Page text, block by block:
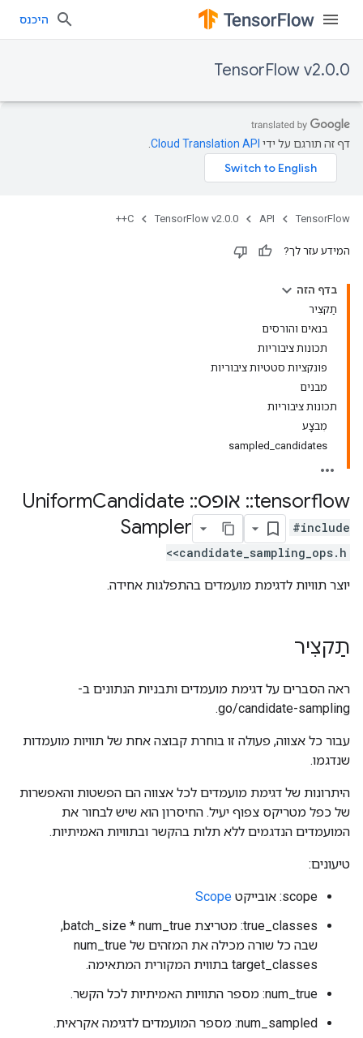
היכנס
TensorFlow v2.0.0
דף זה תורגם על ידי Cloud Translation API
TensorFlow
API
TensorFlow v2.0.0
C++
המידע עזר לך?
בדף הזה
תַקצִיר
בנאים והורסים
תכונות ציבוריות
פונקציות סטטיות ציבוריות
מבנים
תכונות ציבוריות
מִבצָע
sampled_candidates
tensorflow
:: אופס::
Candidate
Sampler
#include
<candidate_sampling_ops.h>
יוצר תוויות לדגימת מועמדים בהתפלגות אחידה.
תַקצִיר
ראה הסברים על דגימת מועמדים ותבניות הנתונים ב-
go/candidate-sampling.
עבור כל אצווה, פעולה זו בוחרת קבוצה אחת של תוויות מועמדות
שנדגמו.
היתרונות של דגימת מועמדים לכל אצווה הם הפשטות והאפשרות
של כפל מטריקס צפוף יעיל. החיסרון הוא שיש לבחור את
המועמדים הנדגמים ללא תלות בהקשר ובתוויות האמיתיות.
טיעונים:
scope: אובייקט
Scope
true_classes: מטריצת batch_size * num_true,
שבה כל שורה מכילה את המזהים של num_true
target_classes בתווית המקורית המתאימה.
num_true: מספר התוויות האמיתיות לכל הקשר.
num_sampled: מספר המועמדים לדגימה אקראית.